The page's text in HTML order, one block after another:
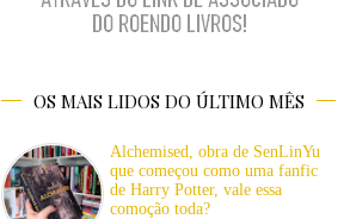
OS MAIS LIDOS DO ÚLTIMO MÊS
Alchemised, obra de SenLinYu
que começou como uma fanfic
de Harry Potter, vale essa
comoção toda?